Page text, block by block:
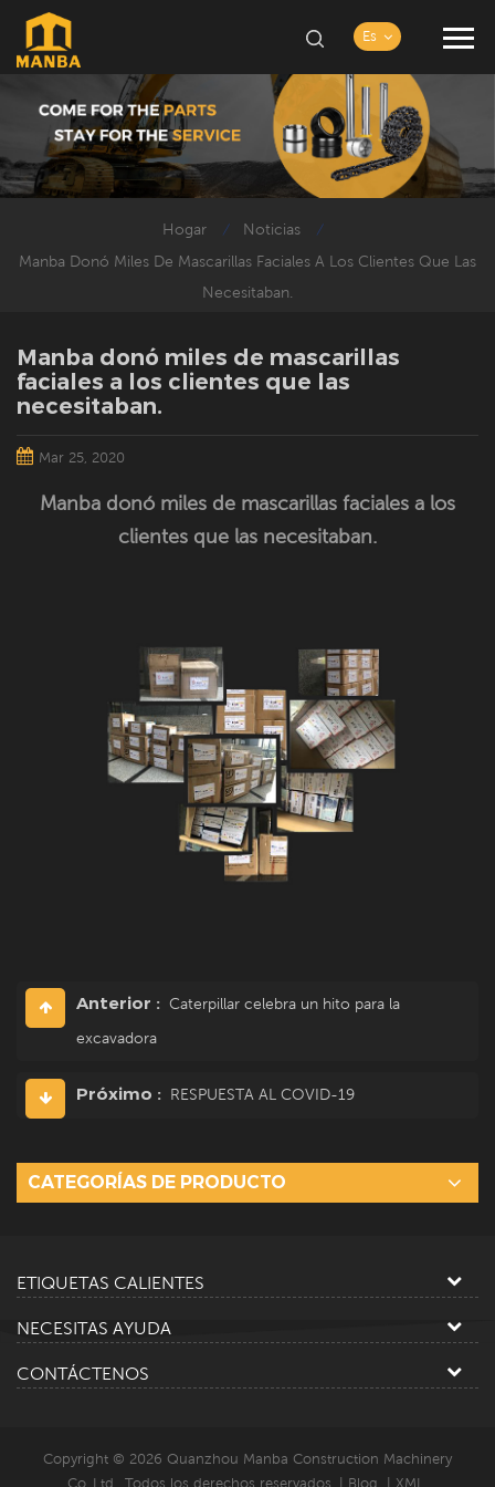
Es
Hogar / Noticias /
Manba Donó Miles De Mascarillas Faciales A Los Clientes Que Las
Necesitaban.
Manba donó miles de mascarillas
faciales a los clientes que las
necesitaban.
Mar 25, 2020
Manba donó miles de mascarillas faciales a los
clientes que las necesitaban.
Anterior : Caterpillar celebra un hito para la
excavadora
Próximo : RESPUESTA AL COVID-19
CATEGORÍAS DE PRODUCTO
ETIQUETAS CALIENTES
NECESITAS AYUDA
CONTÁCTENOS
Copyright © 2026 Quanzhou Manba Construction Machinery
Co.,Ltd.. Todos los derechos reservados. |
Blog XML